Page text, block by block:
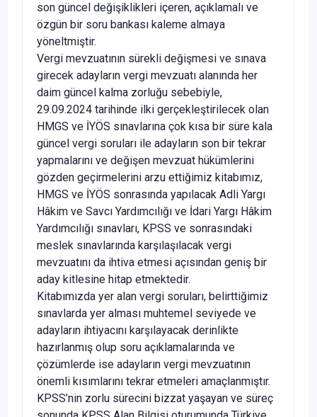
son güncel değişiklikleri içeren, açıklamalı ve
özgün bir soru bankası kaleme almaya
yöneltmiştir.
Vergi mevzuatının sürekli değişmesi ve sınava
girecek adayların vergi mevzuatı alanında her
daim güncel kalma zorluğu sebebiyle,
29.09.2024 tarihinde ilki gerçekleştirilecek olan
HMGS ve İYÖS sınavlarına çok kısa bir süre kala
güncel vergi soruları ile adayların son bir tekrar
yapmalarını ve değişen mevzuat hükümlerini
gözden geçirmelerini arzu ettiğimiz kitabımız,
HMGS ve İYÖS sonrasında yapılacak Adli Yargı
Hâkim ve Savcı Yardımcılığı ve İdari Yargı Hâkim
Yardımcılığı sınavları, KPSS ve sonrasındaki
meslek sınavlarında karşılaşılacak vergi
mevzuatını da ihtiva etmesi açısından geniş bir
aday kitlesine hitap etmektedir.
Kitabımızda yer alan vergi soruları, belirttiğimiz
sınavlarda yer alması muhtemel seviyede ve
adayların ihtiyacını karşılayacak derinlikte
hazırlanmış olup soru açıklamalarında ve
çözümlerde ise adayların vergi mevzuatının
önemli kısımlarını tekrar etmeleri amaçlanmıştır.
KPSS’nin zorlu sürecini bizzat yaşayan ve süreç